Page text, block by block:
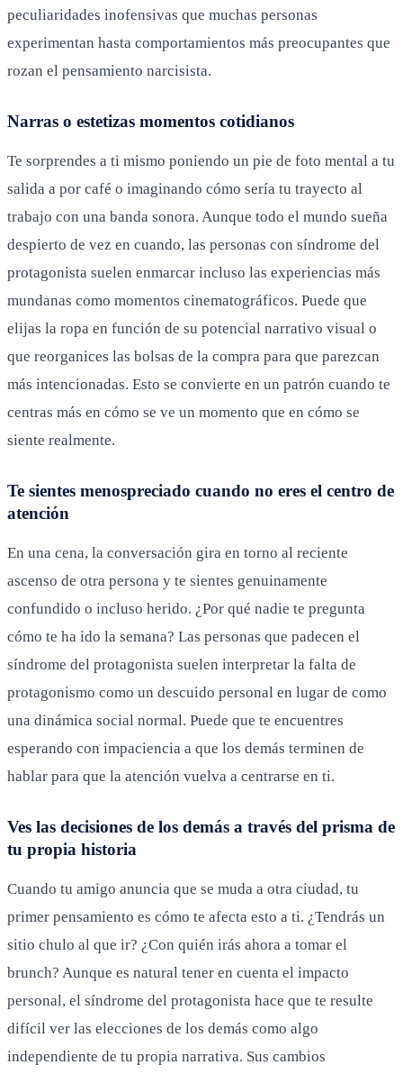
peculiaridades inofensivas que muchas personas
experimentan hasta comportamientos más preocupantes que
rozan el pensamiento narcisista.
Narras o estetizas momentos cotidianos
Te sorprendes a ti mismo poniendo un pie de foto mental a tu
salida a por café o imaginando cómo sería tu trayecto al
trabajo con una banda sonora. Aunque todo el mundo sueña
despierto de vez en cuando, las personas con síndrome del
protagonista suelen enmarcar incluso las experiencias más
mundanas como momentos cinematográficos. Puede que
elijas la ropa en función de su potencial narrativo visual o
que reorganices las bolsas de la compra para que parezcan
más intencionadas. Esto se convierte en un patrón cuando te
centras más en cómo se ve un momento que en cómo se
siente realmente.
Te sientes menospreciado cuando no eres el centro de
atención
En una cena, la conversación gira en torno al reciente
ascenso de otra persona y te sientes genuinamente
confundido o incluso herido. ¿Por qué nadie te pregunta
cómo te ha ido la semana? Las personas que padecen el
síndrome del protagonista suelen interpretar la falta de
protagonismo como un descuido personal en lugar de como
una dinámica social normal. Puede que te encuentres
esperando con impaciencia a que los demás terminen de
hablar para que la atención vuelva a centrarse en ti.
Ves las decisiones de los demás a través del prisma de
tu propia historia
Cuando tu amigo anuncia que se muda a otra ciudad, tu
primer pensamiento es cómo te afecta esto a ti. ¿Tendrás un
sitio chulo al que ir? ¿Con quién irás ahora a tomar el
brunch? Aunque es natural tener en cuenta el impacto
personal, el síndrome del protagonista hace que te resulte
difícil ver las elecciones de los demás como algo
independiente de tu propia narrativa. Sus cambios